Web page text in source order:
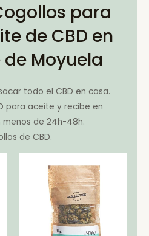
para
de CBD en
Moyuela
todo el CBD en casa.
para aceite y recibe en
de 24h-48h.
de CBD.